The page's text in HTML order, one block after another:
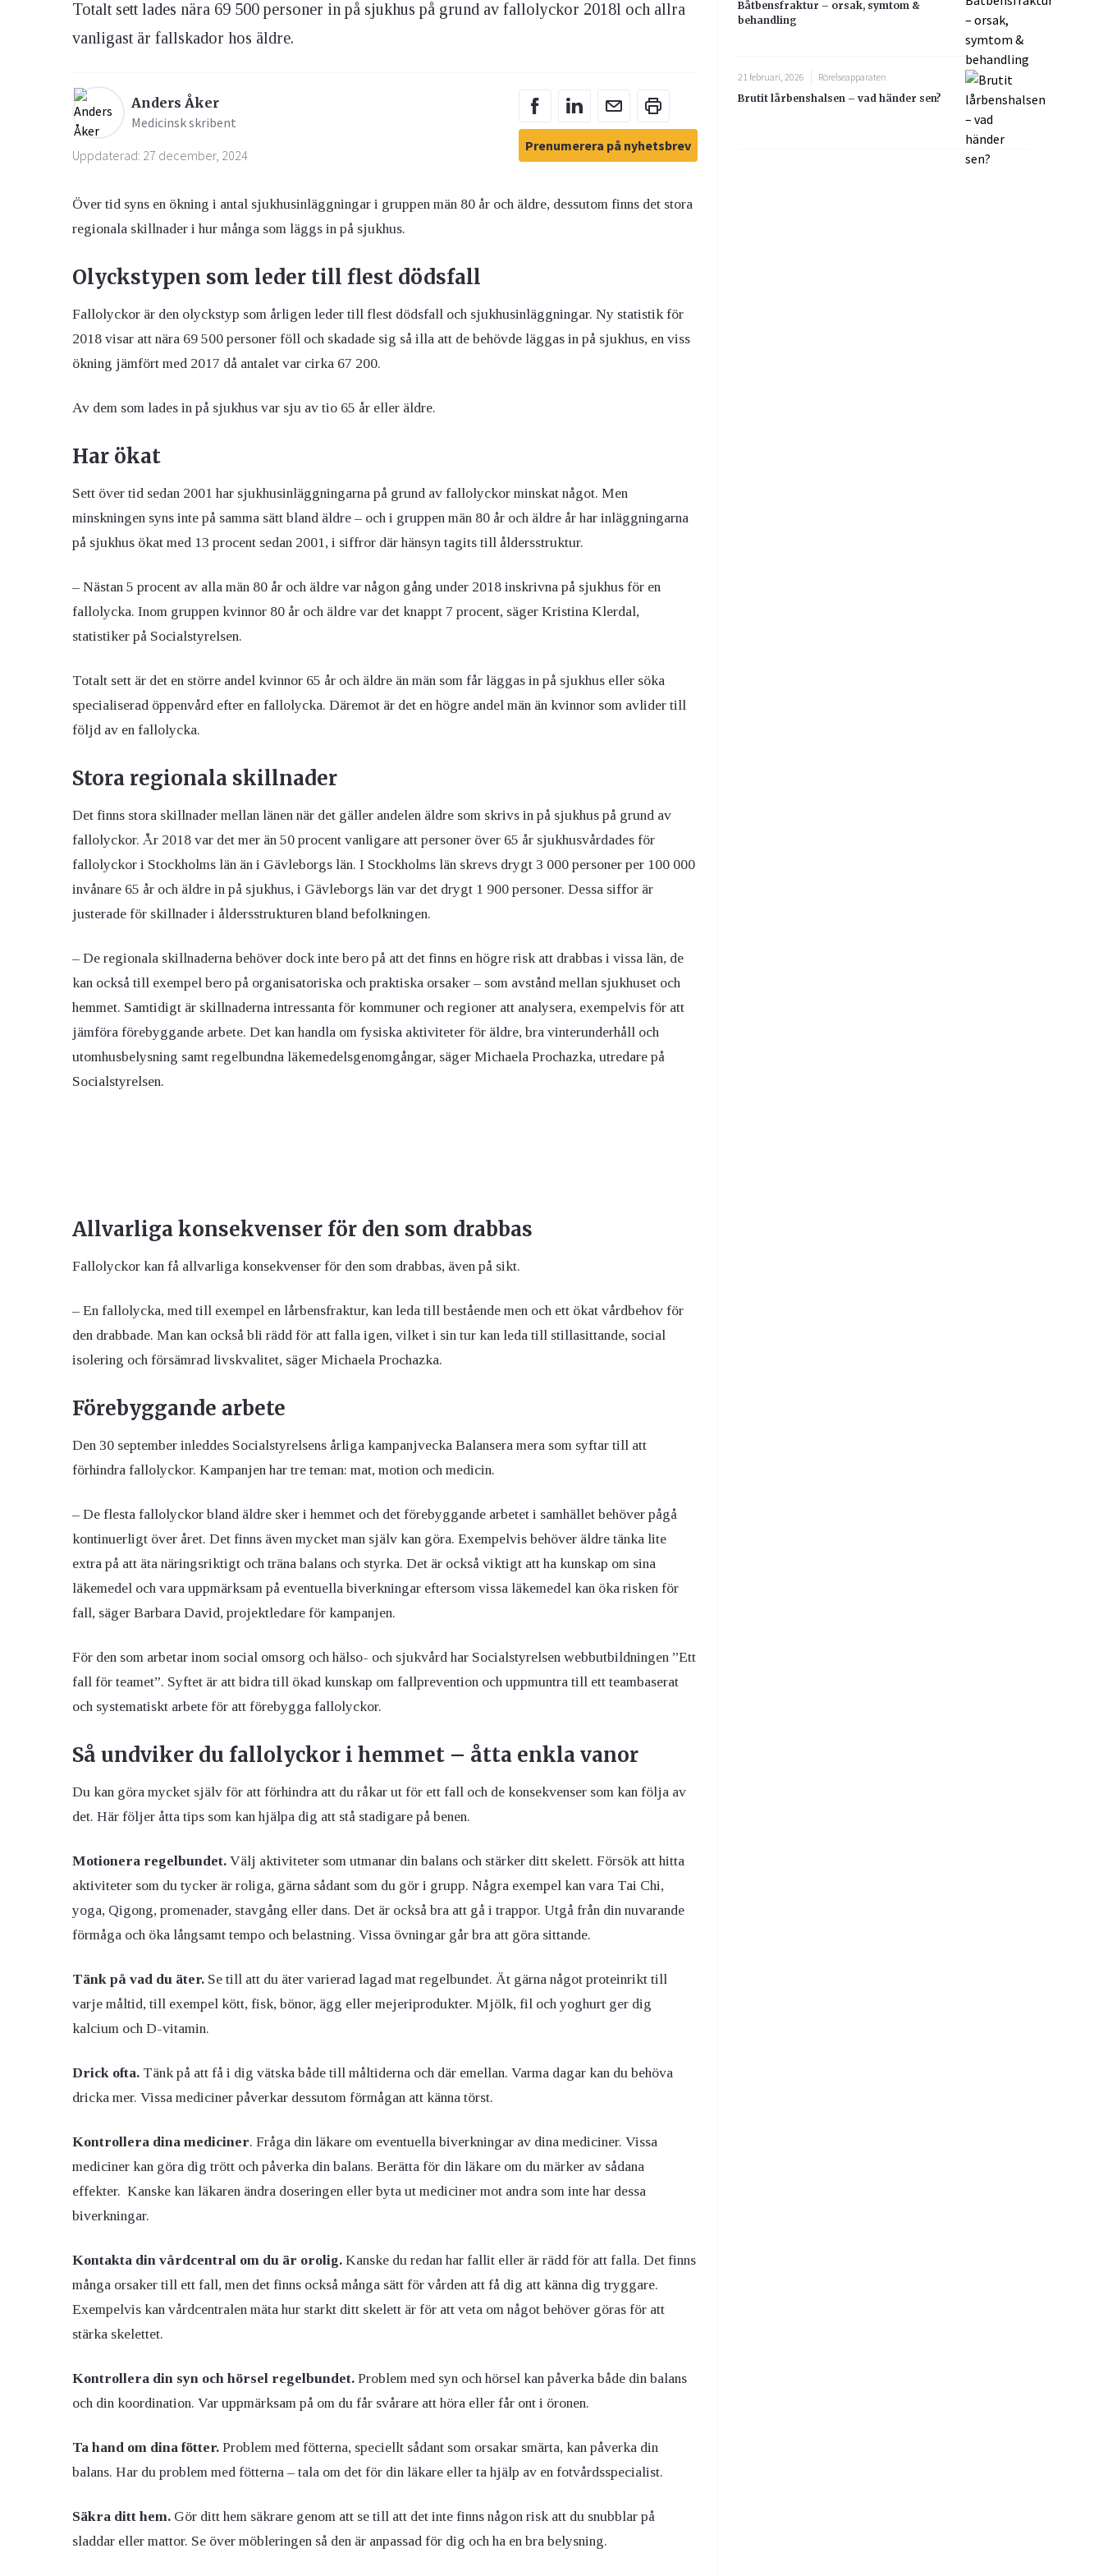
Ögon & Öron
Totalt sett lades nära 69 500 personer in på sjukhus på grund av fallolyckor 2018l och allra
vanligast är fallskador hos äldre.
Anders Åker
Medicinsk skribent
Uppdaterad: 27 december, 2024
Prenumerera på nyhetsbrev
Över tid syns en ökning i antal sjukhusinläggningar i gruppen män 80 år och äldre, dessutom finns det stora
regionala skillnader i hur många som läggs in på sjukhus.
Olyckstypen som leder till flest dödsfall
Fallolyckor är den olyckstyp som årligen leder till flest dödsfall och sjukhusinläggningar. Ny statistik för
2018 visar att nära 69 500 personer föll och skadade sig så illa att de behövde läggas in på sjukhus, en viss
ökning jämfört med 2017 då antalet var cirka 67 200.
Av dem som lades in på sjukhus var sju av tio 65 år eller äldre.
Har ökat
Sett över tid sedan 2001 har sjukhusinläggningarna på grund av fallolyckor minskat något. Men
minskningen syns inte på samma sätt bland äldre – och i gruppen män 80 år och äldre år har inläggningarna
på sjukhus ökat med 13 procent sedan 2001, i siffror där hänsyn tagits till åldersstruktur.
– Nästan 5 procent av alla män 80 år och äldre var någon gång under 2018 inskrivna på sjukhus för en
fallolycka. Inom gruppen kvinnor 80 år och äldre var det knappt 7 procent, säger Kristina Klerdal,
statistiker på Socialstyrelsen.
Totalt sett är det en större andel kvinnor 65 år och äldre än män som får läggas in på sjukhus eller söka
specialiserad öppenvård efter en fallolycka. Däremot är det en högre andel män än kvinnor som avlider till
följd av en fallolycka.
Stora regionala skillnader
Det finns stora skillnader mellan länen när det gäller andelen äldre som skrivs in på sjukhus på grund av
fallolyckor. År 2018 var det mer än 50 procent vanligare att personer över 65 år sjukhusvårdades för
fallolyckor i Stockholms län än i Gävleborgs län. I Stockholms län skrevs drygt 3 000 personer per 100 000
invånare 65 år och äldre in på sjukhus, i Gävleborgs län var det drygt 1 900 personer. Dessa siffor är
justerade för skillnader i åldersstrukturen bland befolkningen.
– De regionala skillnaderna behöver dock inte bero på att det finns en högre risk att drabbas i vissa län, de
kan också till exempel bero på organisatoriska och praktiska orsaker – som avstånd mellan sjukhuset och
hemmet. Samtidigt är skillnaderna intressanta för kommuner och regioner att analysera, exempelvis för att
jämföra förebyggande arbete. Det kan handla om fysiska aktiviteter för äldre, bra vinterunderhåll och
utomhusbelysning samt regelbundna läkemedelsgenomgångar, säger Michaela Prochazka, utredare på
Socialstyrelsen.
Allvarliga konsekvenser för den som drabbas
Fallolyckor kan få allvarliga konsekvenser för den som drabbas, även på sikt.
– En fallolycka, med till exempel en lårbensfraktur, kan leda till bestående men och ett ökat vårdbehov för
den drabbade. Man kan också bli rädd för att falla igen, vilket i sin tur kan leda till stillasittande, social
isolering och försämrad livskvalitet, säger Michaela Prochazka.
Förebyggande arbete
Den 30 september inleddes Socialstyrelsens årliga kampanjvecka Balansera mera som syftar till att
förhindra fallolyckor. Kampanjen har tre teman: mat, motion och medicin.
– De flesta fallolyckor bland äldre sker i hemmet och det förebyggande arbetet i samhället behöver pågå
kontinuerligt över året. Det finns även mycket man själv kan göra. Exempelvis behöver äldre tänka lite
extra på att äta näringsriktigt och träna balans och styrka. Det är också viktigt att ha kunskap om sina
läkemedel och vara uppmärksam på eventuella biverkningar eftersom vissa läkemedel kan öka risken för
fall, säger Barbara David, projektledare för kampanjen.
För den som arbetar inom social omsorg och hälso- och sjukvård har Socialstyrelsen webbutbildningen ”Ett
fall för teamet”. Syftet är att bidra till ökad kunskap om fallprevention och uppmuntra till ett teambaserat
och systematiskt arbete för att förebygga fallolyckor.
Så undviker du fallolyckor i hemmet – åtta enkla vanor
Du kan göra mycket själv för att förhindra att du råkar ut för ett fall och de konsekvenser som kan följa av
det. Här följer åtta tips som kan hjälpa dig att stå stadigare på benen.
Motionera regelbundet. Välj aktiviteter som utmanar din balans och stärker ditt skelett. Försök att hitta
aktiviteter som du tycker är roliga, gärna sådant som du gör i grupp. Några exempel kan vara Tai Chi,
yoga, Qigong, promenader, stavgång eller dans. Det är också bra att gå i trappor. Utgå från din nuvarande
förmåga och öka långsamt tempo och belastning. Vissa övningar går bra att göra sittande.
Tänk på vad du äter. Se till att du äter varierad lagad mat regelbundet. Ät gärna något proteinrikt till
varje måltid, till exempel kött, fisk, bönor, ägg eller mejeriprodukter. Mjölk, fil och yoghurt ger dig
kalcium och D-vitamin.
Drick ofta. Tänk på att få i dig vätska både till måltiderna och där emellan. Varma dagar kan du behöva
dricka mer. Vissa mediciner påverkar dessutom förmågan att känna törst.
Kontrollera dina mediciner. Fråga din läkare om eventuella biverkningar av dina mediciner. Vissa
mediciner kan göra dig trött och påverka din balans. Berätta för din läkare om du märker av sådana
effekter. Kanske kan läkaren ändra doseringen eller byta ut mediciner mot andra som inte har dessa
biverkningar.
Kontakta din vårdcentral om du är orolig. Kanske du redan har fallit eller är rädd för att falla. Det finns
många orsaker till ett fall, men det finns också många sätt för vården att få dig att känna dig tryggare.
Exempelvis kan vårdcentralen mäta hur starkt ditt skelett är för att veta om något behöver göras för att
stärka skelettet.
Kontrollera din syn och hörsel regelbundet. Problem med syn och hörsel kan påverka både din balans
och din koordination. Var uppmärksam på om du får svårare att höra eller får ont i öronen.
Ta hand om dina fötter. Problem med fötterna, speciellt sådant som orsakar smärta, kan påverka din
balans. Har du problem med fötterna – tala om det för din läkare eller ta hjälp av en fotvårdsspecialist.
Säkra ditt hem. Gör ditt hem säkrare genom att se till att det inte finns någon risk att du snubblar på
sladdar eller mattor. Se över möbleringen så den är anpassad för dig och ha en bra belysning.
Båtbensfraktur – orsak, symtom &
behandling
21 februari, 2026
Rörelseapparaten
Brutit lårbenshalsen – vad händer sen?